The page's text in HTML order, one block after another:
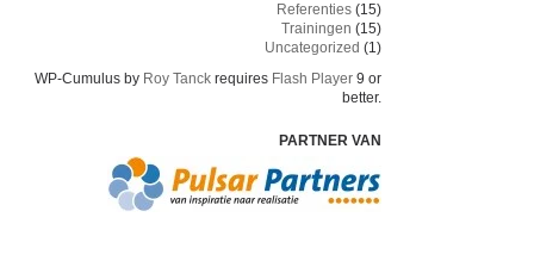
Referenties (15)
Trainingen (15)
Uncategorized (1)
WP-Cumulus by Roy Tanck requires Flash Player 9 or
better.
PARTNER VAN